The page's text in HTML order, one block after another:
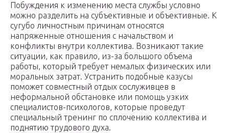
Побуждения к изменению места службы условно
можно разделить на субъективные и объективные. К
сугубо личностным причинам относятся
напряженные отношения с начальством и
конфликты внутри коллектива. Возникают такие
ситуации, как правило, из-за большого объема
работы, который требует немалых физических или
моральных затрат. Устранить подобные казусы
поможет совместный отдых сослуживцев в
неформальной обстановке или помощь узких
специалистов-психологов, которые проведут
специальный тренинг по сплочению коллектива и
поднятию трудового духа.